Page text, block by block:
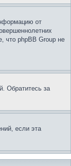
от
что phpBB Group не
Обратитесь за
если эта